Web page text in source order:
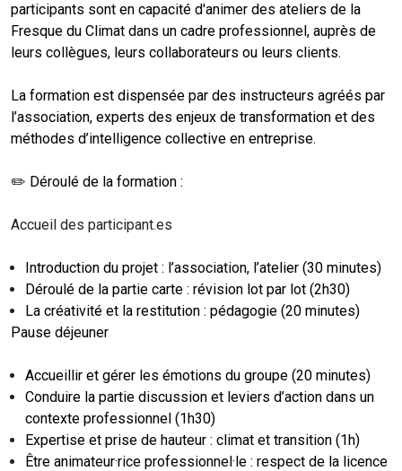
participants sont en capacité d'animer des ateliers de la
Fresque du Climat dans un cadre professionnel, auprès de
leurs collègues, leurs collaborateurs ou leurs clients.
La formation est dispensée par des instructeurs agréés par
l’association, experts des enjeux de transformation et des
méthodes d’intelligence collective en entreprise.
✏️ Déroulé de la formation :
Accueil des participant.es
Introduction du projet : l’association, l’atelier (30 minutes)
Déroulé de la partie carte : révision lot par lot (2h30)
La créativité et la restitution : pédagogie (20 minutes)
Pause déjeuner
Accueillir et gérer les émotions du groupe (20 minutes)
Conduire la partie discussion et leviers d’action dans un
contexte professionnel (1h30)
Expertise et prise de hauteur : climat et transition (1h)
Être animateur·rice professionnel·le : respect de la licence